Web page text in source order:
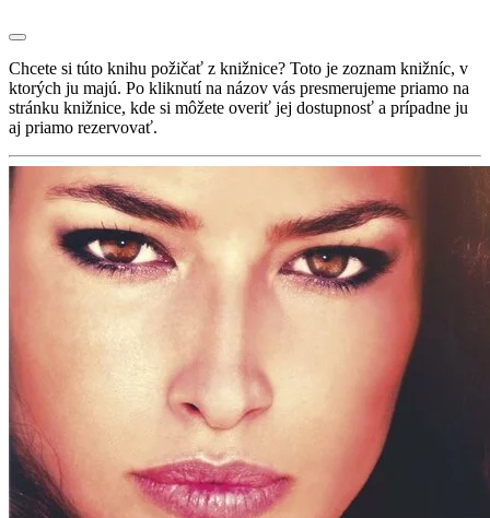
Chcete si túto knihu požičať z knižnice? Toto je zoznam knižníc, v
ktorých ju majú. Po kliknutí na názov vás presmerujeme priamo na
stránku knižnice, kde si môžete overiť jej dostupnosť a prípadne ju
aj priamo rezervovať.